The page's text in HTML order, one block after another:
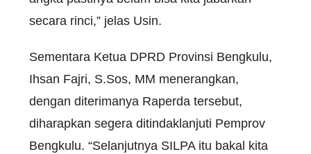
secara rinci,” jelas Usin.
Sementara Ketua DPRD Provinsi Bengkulu,
Ihsan Fajri, S.Sos, MM menerangkan,
dengan diterimanya Raperda tersebut,
diharapkan segera ditindaklanjuti Pemprov
Bengkulu. “Selanjutnya SILPA itu bakal kita